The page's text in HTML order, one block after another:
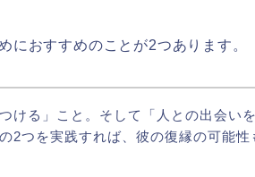
におすすめのことが2つあります。
ける」こと。そして「人との出会い
2つを実践すれば、彼の復縁の可能性